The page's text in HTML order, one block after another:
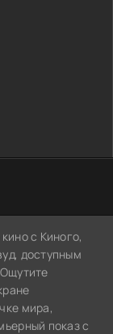
с Киного,
доступным
мира,
показ с